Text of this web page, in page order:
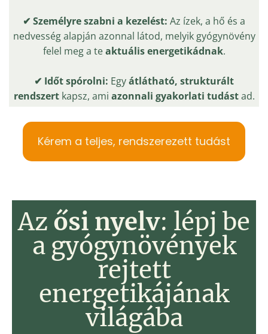
✔ Személyre szabni a kezelést: Az ízek, a hő és a
nedvesség alapján azonnal látod, melyik gyógynövény
felel meg a teaktuális energetikádnak.
✔ Időt spórolni: Egyátlátható, strukturált
rendszertkapsz, ami azonnali gyakorlati tudástad.
Kérem a teljes, rendszerezett tudást
Az ősi nyelv: lépj be
a gyógynövények
rejtett
energetikájának
világába